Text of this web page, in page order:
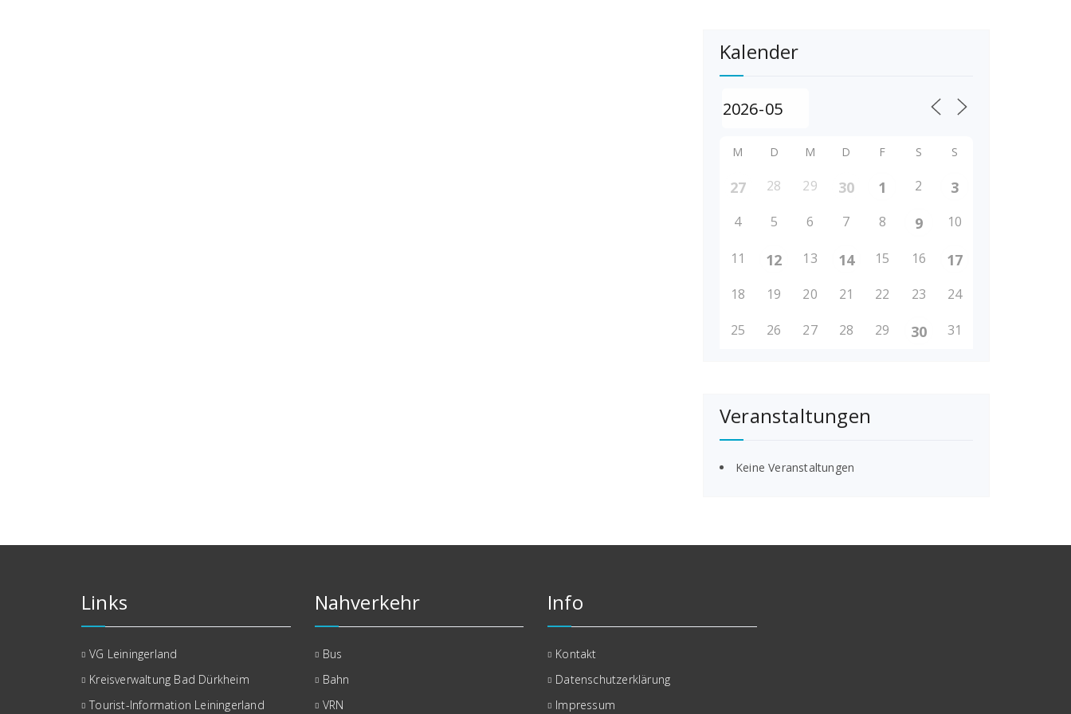
Kalender
M D M D F S S
27 28 29 30 1 2 3
4 5 6 7 8 9 10
11 12 13 14 15 16 17
18 19 20 21 22 23 24
25 26 27 28 29 30 31
Veranstaltungen
Keine Veranstaltungen
Links
VG Leiningerland
Kreisverwaltung Bad Dürkheim
Tourist-Information Leiningerland
Nahverkehr
Bus
Bahn
VRN
Info
Kontakt
Datenschutzerklärung
Impressum